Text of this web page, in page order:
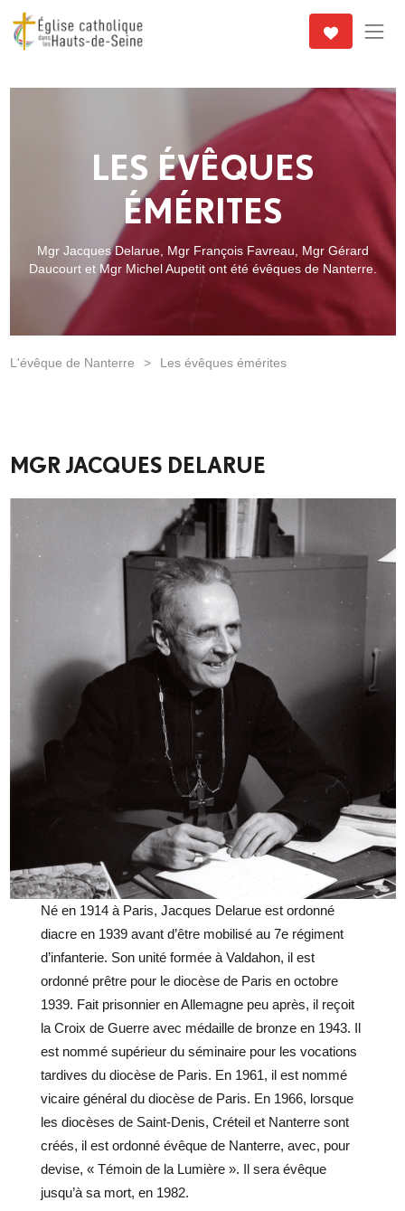
LES ÉVÊQUES
ÉMÉRITES
Mgr Jacques Delarue, Mgr François Favreau, Mgr Gérard
Daucourt et Mgr Michel Aupetit ont été évêques de Nanterre.
L'évêque de Nanterre > Les évêques émérites
MGR JACQUES DELARUE
Né en 1914 à Paris, Jacques Delarue est ordonné
diacre en 1939 avant d’être mobilisé au 7e régiment
d’infanterie. Son unité formée à Valdahon, il est
ordonné prêtre pour le diocèse de Paris en octobre
1939. Fait prisonnier en Allemagne peu après, il reçoit
la Croix de Guerre avec médaille de bronze en 1943. Il
est nommé supérieur du séminaire pour les vocations
tardives du diocèse de Paris. En 1961, il est nommé
vicaire général du diocèse de Paris. En 1966, lorsque
les diocèses de Saint-Denis, Créteil et Nanterre sont
créés, il est ordonné évêque de Nanterre, avec, pour
devise, « Témoin de la Lumière ». Il sera évêque
jusqu’à sa mort, en 1982.